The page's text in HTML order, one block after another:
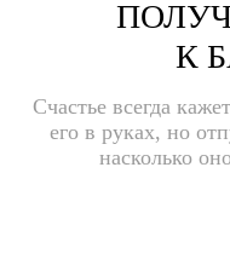
К
Счастье всегда
его в руках, но
насколько